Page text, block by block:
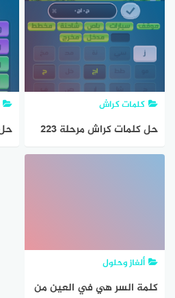
كلمات كراش
حل كلمات كراش مرحلة ٢٢٣
٢٢٤ ٢٢٥ ٢٢٦ ٢٢٧
ألغاز وحلول
كلمة السر هي في العين من